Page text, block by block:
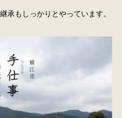
承もしっかりとやっています。